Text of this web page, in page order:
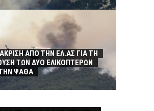
ΑΠΟ ΤΗΝ ΕΛ.ΑΣ ΓΙΑ ΤΗ
ΤΩΝ ΔΥΟ ΕΛΙΚΟΠΤΕΡΩΝ
ΨΑΘΑ